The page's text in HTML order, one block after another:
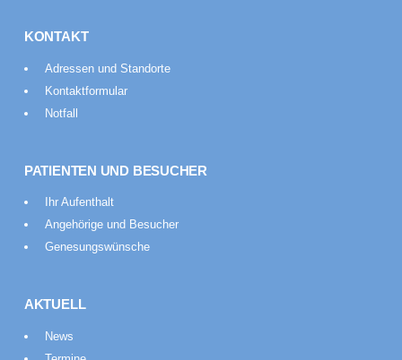
KONTAKT
Adressen und Standorte
Kontaktformular
Notfall
PATIENTEN UND BESUCHER
Ihr Aufenthalt
Angehörige und Besucher
Genesungswünsche
AKTUELL
News